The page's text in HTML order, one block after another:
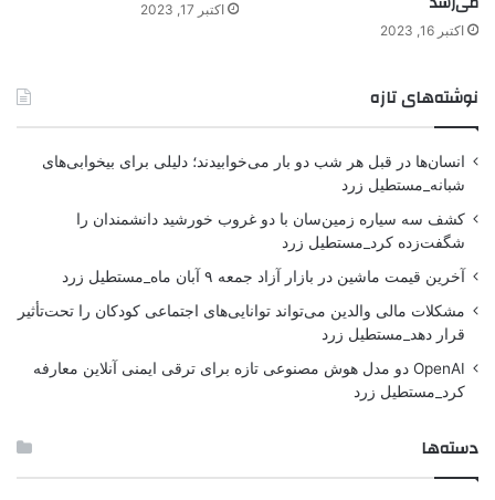
اکتبر 16, 2023
اکتبر 17, 2023
نوشته‌های تازه
انسان‌ها در قبل هر شب دو بار می‌خوابیدند؛ دلیلی برای بیخوابی‌های
شبانه_مستطیل زرد
کشف سه سیاره زمین‌سان با دو غروب خورشید دانشمندان را
شگفت‌زده کرد_مستطیل زرد
آخرین قیمت ماشین در بازار آزاد جمعه ۹ آبان ماه_مستطیل زرد
مشکلات مالی والدین می‌تواند توانایی‌های اجتماعی کودکان را تحت‌تأثیر
قرار دهد_مستطیل زرد
OpenAI دو مدل هوش مصنوعی تازه برای ترقی ایمنی آنلاین معارفه
کرد_مستطیل زرد
دسته‌ها